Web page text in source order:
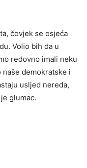
čovjek se osjeća
Volio bih da u
redovno imali neku
demokratske i
usljed nereda,
glumac.